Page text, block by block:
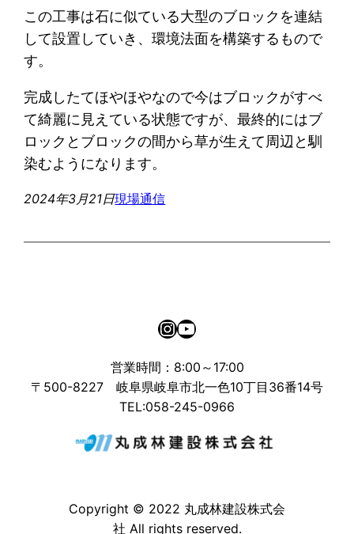
この工事は石に似ている大型のブロックを連結
して設置していき、環境法面を構築するもので
す。
完成したてほやほやなので今はブロックがすべ
て綺麗に見えている状態ですが、最終的にはブ
ロックとブロックの間から草が生えて周辺と馴
染むようになります。
2024年3月21日現場通信
Instagram
YouTube
営業時間：8:00～17:00
〒500-8227 岐阜県岐阜市北一色10丁目36番14号
TEL:058-245-0966
Copyright © 2022 丸成林建設株式会
社 All rights reserved.